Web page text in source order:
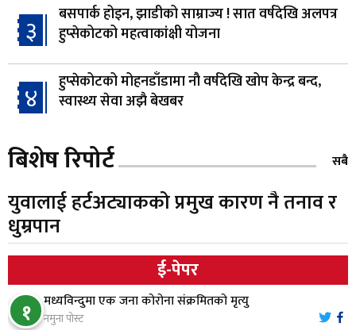
३
बसपार्क होइन, झाडीको साम्राज्य ! सात वर्षदेखि अलपत्र
हुप्सेकोटको महत्वाकांक्षी योजना
४
हुप्सेकोटको मोहनडाँडामा नौ वर्षदेखि खोप केन्द्र बन्द,
स्वास्थ्य सेवा अझै बेखबर
५ हाम्रो चेतना, नेतृत्व, सभ्यता र भविष्य
६
गैँडाको आतंकः बगुवनमा किसानको धानबाली नष्ट,
७
स्थापनाको एक दशकपछि विनयी त्रिवेणीको आफ्नै
प्रशासकीय भवनको शिलान्यास
बिशेष रिपोर्ट सबै
युवालाई हर्टअट्याकको प्रमुख कारण नै तनाव र
धुम्रपान
ई-पेपर
१ मध्यविन्दुमा एक जना कोरोना संक्रमितको मृत्यु
नमुना पोस्ट